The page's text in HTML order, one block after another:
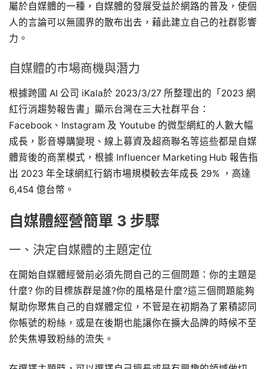
屬於自媒體的一種，自媒體的發展受益於網路的普及，使個
人的言論可以無國界的散布出去，藉此建立自己的社群影響
力。
自媒體的市場商機與潛力
根據跨國 AI 公司 iKala於 2023/3/27 所整理出的「2023 網
紅行消趨勢報告書」顯示台灣在三大社群平台：
Facebook、Instagram 及 Youtube 的微型網紅的人數大幅
成長，影音導購變現、線上募資及超商聯名等這些都是自媒
體背後的商業模式，根據 Influencer Marketing Hub 報告指
出 2023 年全球網紅行銷市場規模較去年成長 29% ，高達
6,454 億台幣。
自媒體經營簡單 3 步驟
一、決定自媒體的主題定位
在開始自媒體經營前必須先問自己的三個問題：你的主題是
什麼? 你的目標族群是誰?你的風格是什麼?這三個問題能夠
幫助你聚焦自己的自媒體定位，不管是在初期為了累積認同
你帳號的粉絲，或是在後期也能讓你在擴大品牌的時候不至
於失焦導致粉絲的流失。